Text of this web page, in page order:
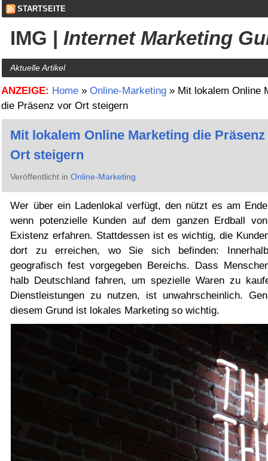
STARTSEITE
IMG |Internet Marketing
Aktuelle Artikel
ANZEIGE: Home »Online-Marketing » Mit lokalem Online
die Präsenz vor Ort steigern
Mit lokalem Online Marketing die
Ort steigern
Veröffentlicht inOnline-Marketing
Wer über ein Ladenlokal verfügt, den nützt es am
wenn potenzielle Kunden auf dem ganzen Erdball
Existenz erfahren. Stattdessen ist es wichtig, die
dort zu erreichen, wo Sie sich befinden:
geografisch fest vorgegeben Bereichs. Dass
halb Deutschland fahren, um spezielle Waren zu
Dienstleistungen zu nutzen, ist unwahrscheinlich.
diesem Grund ist lokales Marketing so wichtig.